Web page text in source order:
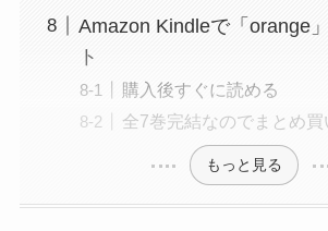
Amazon Kindleで「orange
ト
購入後すぐに読める
全7巻完結なのでまとめ
もっと見る